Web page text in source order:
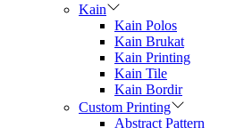
Kain
Kain Polos
Kain Brukat
Kain Printing
Kain Tile
Kain Bordir
Custom Printing
Abstract Pattern